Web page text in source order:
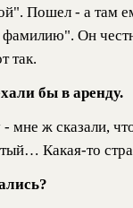
Пошел - а там
фамилию". Он
так.
бы в аренду.
мне ж сказали,
Какая-то